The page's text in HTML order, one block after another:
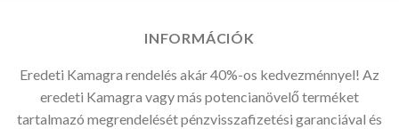
INFORMÁCIÓK
Eredeti Kamagra rendelés akár 40%-os kedvezménnyel! Az
eredeti Kamagra vagy más potencianövelő terméket
tartalmazó megrendelését pénzvisszafizetési garanciával és